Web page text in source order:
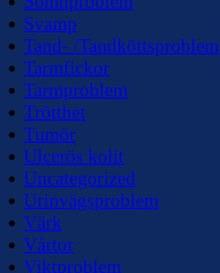
Svamp
Tand- /Tandköttsproblem
Tarmfickor
Tarmproblem
Trötthet
Tumör
Ulcerös kolit
Uncategorized
Urinvägsproblem
Värk
Vårtor
Viktproblem